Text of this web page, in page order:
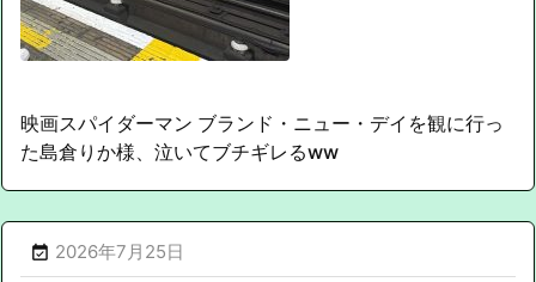
映画スパイダーマン ブランド・ニュー・デイを観に行っ
た島倉りか様、泣いてブチギレるww
 2026年7月25日